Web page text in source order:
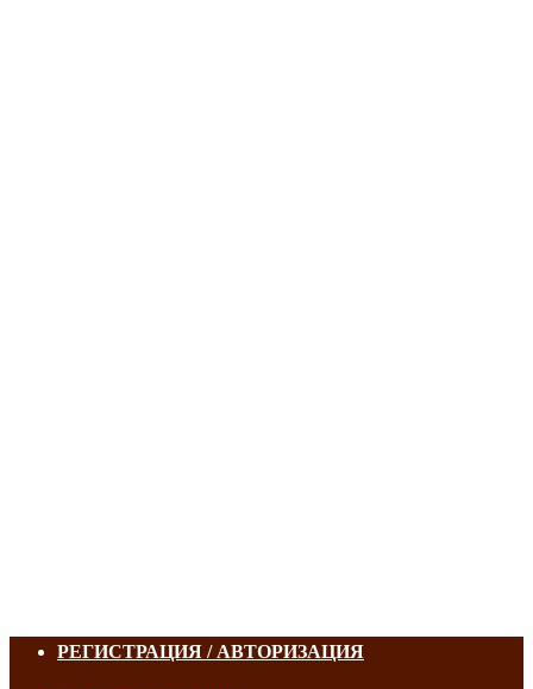
РЕГИСТРАЦИЯ / АВТОРИЗАЦИЯ